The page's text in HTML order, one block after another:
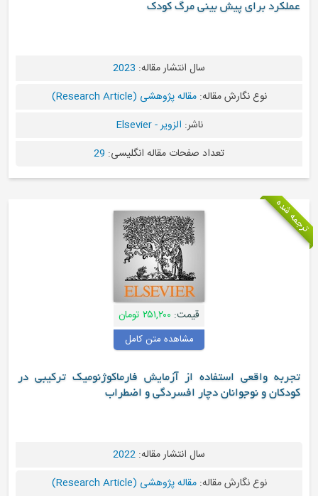
عملکرد برای پیش بینی مرگ کودک
سال انتشار مقاله: 2023
نوع نگارش مقاله:مقاله پژوهشی (Research Article)
ناشر: الزویر - Elsevier
تعداد صفحات مقاله انگلیسی: 29
ترجمه شده
قیمت: ۲۵۱,۲۰۰ تومان
مشاهده متن کامل
تجربه واقعی استفاده از آزمایش فارماکوژنومیک ترکیبی در
کودکان و نوجوانان دچار افسردگی و اضطراب
سال انتشار مقاله: 2022
نوع نگارش مقاله:مقاله پژوهشی (Research Article)